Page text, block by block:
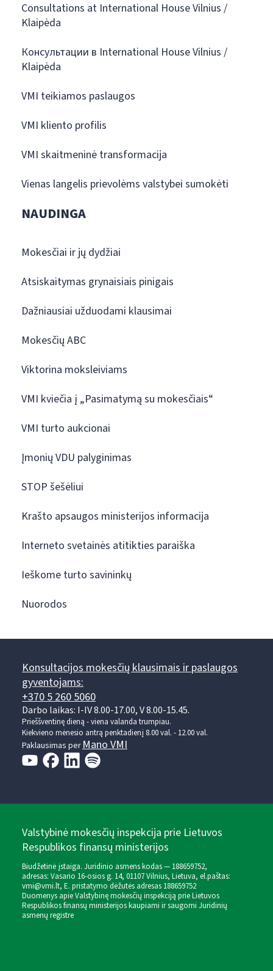
Consultations at International House Vilnius /
Klaipėda
Консультации в International House Vilnius /
Klaipėda
VMI teikiamos paslaugos
VMI kliento profilis
VMI skaitmeninė transformacija
Vienas langelis prievolėms valstybei sumokėti
NAUDINGA
Mokesčiai ir jų dydžiai
Atsiskaitymas grynaisiais pinigais
Dažniausiai užduodami klausimai
Mokesčių ABC
Viktorina moksleiviams
VMI kviečia į „Pasimatymą su mokesčiais“
VMI turto aukcionai
Įmonių VDU palyginimas
STOP šešėliui
Krašto apsaugos ministerijos informacija
Interneto svetainės atitikties paraiška
Ieškome turto savininkų
Nuorodos
Konsultacijos mokesčių klausimais ir paslaugos
gyventojams:
+370 5 260 5060
Darbo laikas: I-IV 8.00-17.00, V 8.00-15.45.
Prieššventinę dieną - viena valanda trumpiau.
Kiekvieno mėnesio antrą penktadienį 8.00 val. - 12.00 val.
Paklausimas perMano VMI
Valstybinė mokesčių inspekcija prie Lietuvos
Respublikos finansų ministerijos
Biudžetinė įstaiga. Juridinio asmens kodas — 188659752,
adresas: Vasario 16-osios g. 14, 01107 Vilnius, Lietuva, el.paštas:
vmi@vmi.lt, E. pristatymo dėžutės adresas 188659752
Duomenys apie Valstybinę mokesčių inspekciją prie Lietuvos
Respublikos finansų ministerijos kaupiami ir saugomi Juridinių
asmenų registre